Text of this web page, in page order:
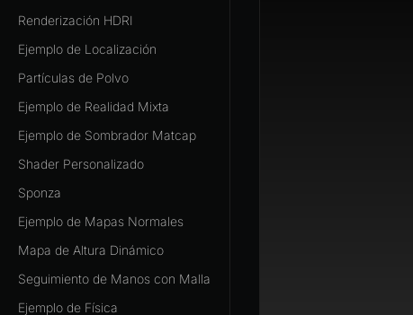
Renderización HDRI
Ejemplo de Localización
Partículas de Polvo
Ejemplo de Realidad Mixta
Ejemplo de Sombrador Matcap
Shader Personalizado
Sponza
Ejemplo de Mapas Normales
Mapa de Altura Dinámico
Seguimiento de Manos con Malla
Ejemplo de Física